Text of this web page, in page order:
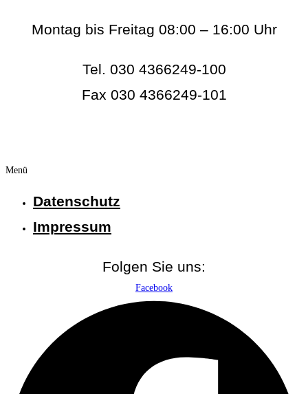
Montag bis Freitag 08:00 – 16:00 Uhr
Tel. 030 4366249-100
Fax 030 4366249-101
Menü
Datenschutz
Impressum
Folgen Sie uns:
Facebook